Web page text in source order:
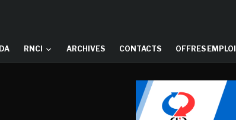
RNCI ARCHIVES CONTACTS OFFRES